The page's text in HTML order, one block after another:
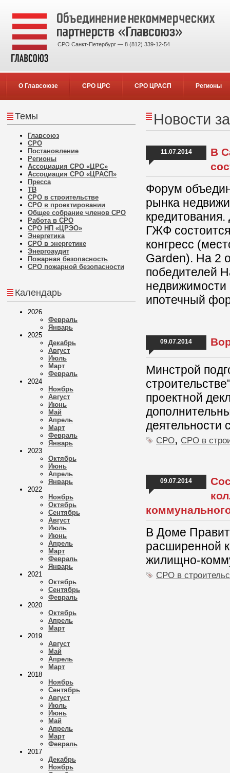
СРО Санкт-Петербург — 8 (812) 339-12-54
О Главсоюзе СРО ЦРС СРО ЦРАСП Регионы
Темы
Главсоюз
СРО
Постановление
Регионы
Ассоциация СРО «ЦРС»
Ассоциация СРО «ЦРАСП»
Пресса
ТВ
СРО в строительстве
СРО в проектировании
Общее собрание членов СРО
Работа в СРО
СРО НП «ЦРЭО»
Энергетика
СРО в энергетике
Энергоаудит
Пожарная безопасность
СРО пожарной безопасности
Календарь
2026
Февраль
Январь
2025
Декабрь
Август
Июль
Март
Февраль
2024
Ноябрь
Август
Июнь
Май
Апрель
Март
Февраль
Январь
2023
Октябрь
Июнь
Апрель
Январь
2022
Ноябрь
Октябрь
Сентябрь
Август
Июль
Июнь
Апрель
Март
Февраль
Январь
2021
Октябрь
Сентябрь
Февраль
2020
Октябрь
Апрель
Март
2019
Август
Май
Апрель
Март
2018
Ноябрь
Сентябрь
Август
Июль
Июнь
Май
Апрель
Март
Февраль
2017
Декабрь
Ноябрь
Новости
11.07.2014
В
Форум
рынка
ГЖФ
конгресс
Garden). На 2
победителей
недвижимости
ипотечный
09.07.2014
Минстрой
проектной
деятельности
СРО, СРО в
09.07.2014
В Доме
расширенной
жилищно-
СРО в